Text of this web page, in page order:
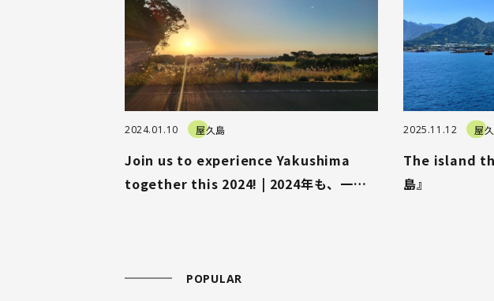
2024.01.10 屋久島
Join us to experience Yakushima
together this 2024! | 2024年も、一緒
2025.11.12 屋
The island
島』
POPULAR